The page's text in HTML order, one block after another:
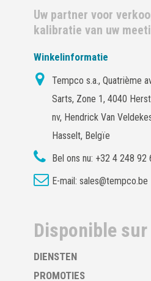
Uw partner voor
kalibratie van uw
Winkelinformatie
Tempco s.a., Quatrième
Sarts, Zone 1, 4040
nv, Hendrick Van
Hasselt, Belgïe
Bel ons nu: +32 4 248 92
E-mail: sales@tempco.be
Disponible
DIENSTEN
PROMOTIES